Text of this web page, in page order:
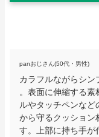
panおじさん(50代・男性)
カラフルながらシン
。表面に伸縮する
ルやタッチペンな
から守るクッション
す。上部に持ち手が